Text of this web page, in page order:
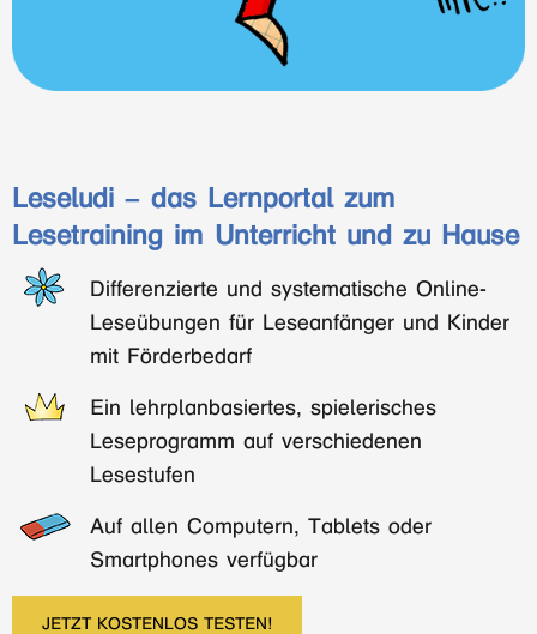
Leseludi – das Lernportal zum
Lesetraining im Unterricht und zu Hause
Differenzierte und systematische Online-
Leseübungen für Leseanfänger und Kinder
mit Förderbedarf
Ein lehrplanbasiertes, spielerisches
Leseprogramm auf verschiedenen
Lesestufen
Auf allen Computern, Tablets oder
Smartphones verfügbar
JETZT KOSTENLOS TESTEN!